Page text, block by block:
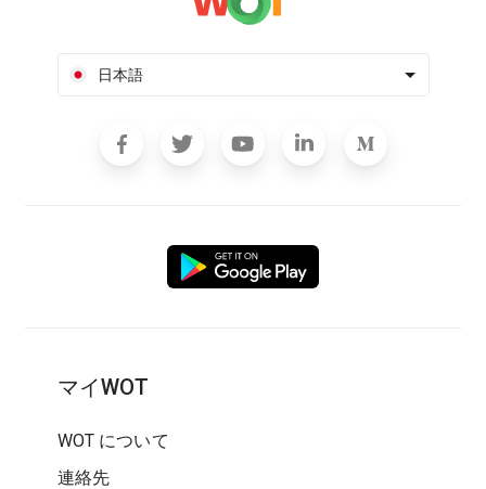
日本語
マイWOT
WOT について
連絡先